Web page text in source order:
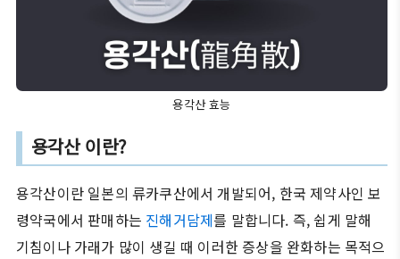
용각산 효능
용각산 이란?
용각산이란 일본의 류카쿠산에서 개발되어, 한국 제약사인 보
령약국에서 판매하는 진해거담제를 말합니다. 즉, 쉽게 말해
기침이나 가래가 많이 생길 때 이러한 증상을 완화하는 목적으